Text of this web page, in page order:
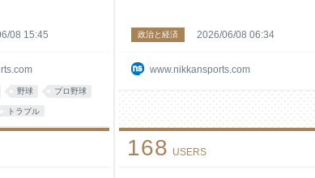
08 15:45
野球 プロ野球
トラブル
www.nikkansports.com
政治と経済 2026/06/08 06:34
168 USERS